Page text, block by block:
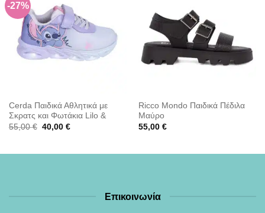
-27%
Cerda Παιδικά Αθλητικά με
Σκρατς και Φωτάκια Lilo &
Stitch
55,00€ Original
40,00 €Η
Ricco Mondo Παιδικά Πέδιλα
Μαύρο
55,00 €
Επικοινωνία